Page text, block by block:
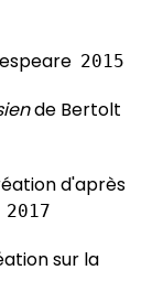
2015
de Bertolt
d'après
2017
sur la